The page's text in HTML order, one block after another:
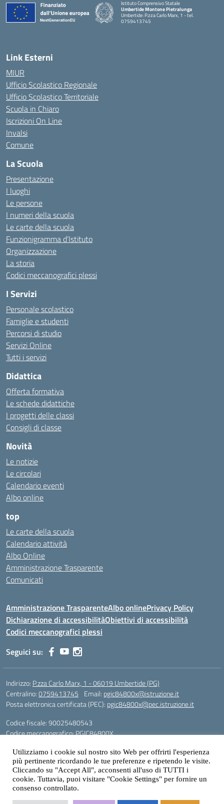
Istituto Comprensivo Statale
Umbertide Montone Pietralunga
Umbertide: P.zza Carlo Marx, 1 - tel.
0759413745
Link Esterni
MIUR
Ufficio Scolastico Regionale
Ufficio Scolastico Territoriale
Scuola in Chiaro
Iscrizioni On Line
Invalsi
Comune
La Scuola
Presentazione
I luoghi
Le persone
I numeri della scuola
Le carte della scuola
Funzionigramma d’Istituto
Organizzazione
La storia
Codici meccanografici plessi
I Servizi
Personale scolastico
Famiglie e studenti
Percorsi di studio
Servizi Online
Tutti i servizi
Didattica
Offerta formativa
Le schede didattiche
I progetti delle classi
Consigli di classe
Novità
Le notizie
Le circolari
Calendario eventi
Albo online
top
Le carte della scuola
Calendario attività
Albo Online
Amministrazione Trasparente
Comunicati
Amministrazione TrasparenteAlbo onlinePrivacy Policy
Dichiarazione di accessibilitàObiettivi di accessibilità
Codici meccanografici plessi
Seguici su:
Indirizzo: P.zza Carlo Marx, 1 - 06019 Umbertide (PG)
Centralino:0759413745 Email: pgic84800x@istruzione.it
Posta elettronica certificata (PEC): pgic84800x@pec.istruzione.it
Codice fiscale: 90025480543
Codice meccanografico:PGIC84800X
Gestione sito web: prof. Paolo Chitarrai
Utilizziamo i cookie sul nostro sito Web per offrirti l'esperienza
più pertinente ricordando le tue preferenze e ripetendo le visite.
Cliccando su "Accept All", acconsenti all'uso di TUTTI i
cookie. Tuttavia, puoi visitare "Cookie Settings" per fornire un
consenso controllato.